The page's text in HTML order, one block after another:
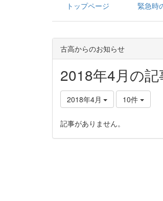
トップページ 緊急時
古高からのお知らせ
2018年4月の記
2018年4月 10件
記事がありません。